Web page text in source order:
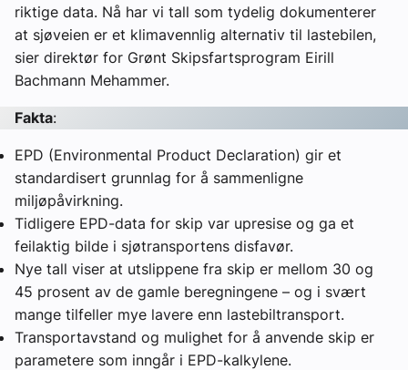
riktige data. Nå har vi tall som tydelig dokumenterer
at sjøveien er et klimavennlig alternativ til lastebilen,
sier direktør for Grønt Skipsfartsprogram Eirill
Bachmann Mehammer.
Fakta:
EPD (Environmental Product Declaration) gir et
standardisert grunnlag for å sammenligne
miljøpåvirkning.
Tidligere EPD-data for skip var upresise og ga et
feilaktig bilde i sjøtransportens disfavør.
Nye tall viser at utslippene fra skip er mellom 30 og
45 prosent av de gamle beregningene – og i svært
mange tilfeller mye lavere enn lastebiltransport.
Transportavstand og mulighet for å anvende skip er
parametere som inngår i EPD-kalkylene.